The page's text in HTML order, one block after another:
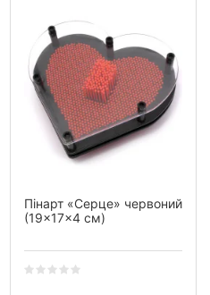
Пінарт «Серце» червоний
(19×17×4 см)